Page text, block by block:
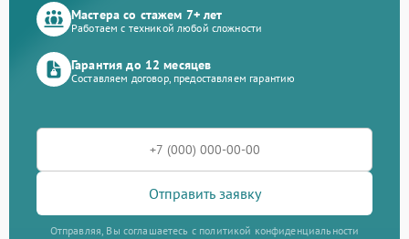
Мастера со стажем 7+ лет
Работаем с техникой любой сложности
Гарантия до 12 месяцев
Составляем договор, предоставляем гарантию
Отправить заявку
Отправляя, Вы соглашаетесь с политикой конфиденциальности